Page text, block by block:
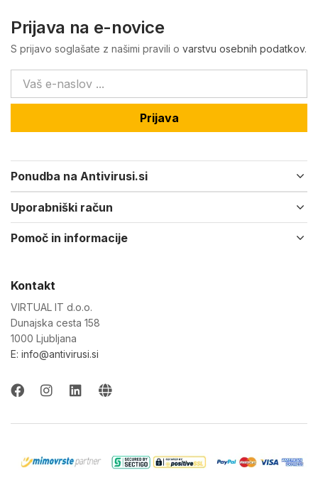
Prijava na e-novice
S prijavo soglašate z našimi pravili o varstvu osebnih podatkov.
Prijava
Ponudba na Antivirusi.si
Uporabniški račun
Pomoč in informacije
Kontakt
VIRTUAL IT d.o.o.
Dunajska cesta 158
1000 Ljubljana
E: info@antivirusi.si